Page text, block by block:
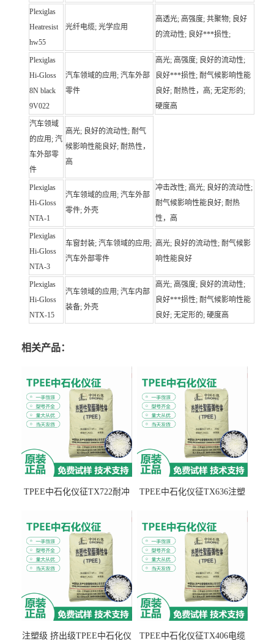
Plexiglas
Heatresist
hw55
光纤电缆; 光学应用
高透光; 高强度; 共聚物; 良好
的流动性; 良好***损性;
Plexiglas
Hi-Gloss
8N black
9V022
汽车领域的应用; 汽车外部
零件
高光; 高强度; 良好的流动性;
良好***损性; 耐气候影响性能
良好; 耐热性，高; 无定形的;
硬度高
汽车领域
的应用; 汽
车外部零
件
高光; 良好的流动性; 耐气
候影响性能良好; 耐热性，
高
Plexiglas
Hi-Gloss
NTA-1
汽车领域的应用; 汽车外部
零件; 外壳
冲击改性; 高光; 良好的流动性;
耐气候影响性能良好; 耐热
性，高
Plexiglas
Hi-Gloss
NTA-3
车窗封装; 汽车领域的应用;
汽车外部零件
高光; 良好的流动性; 耐气候影
响性能良好
Plexiglas
Hi-Gloss
NTX-15
汽车领域的应用; 汽车内部
装备; 外壳
高光; 高强度; 良好的流动性;
良好***损性; 耐气候影响性能
良好; 无定形的; 硬度高
相关产品：
TPEE中石化仪征TX722耐冲
TPEE中石化仪征TX636注塑
注塑级 挤出级TPEE中石化仪
TPEE中石化仪征TX406电缆